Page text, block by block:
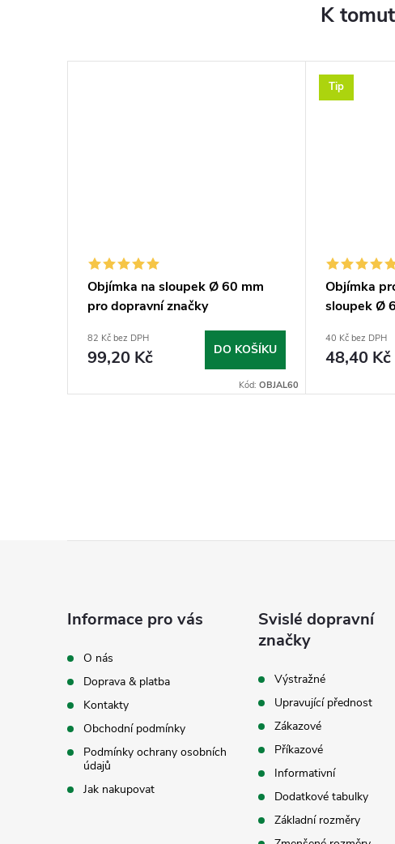
K
Objímka na sloupek Ø 60 mm
pro dopravní značky
82 Kč bez DPH
99,20 Kč DO KOŠÍKU
Kód: OBJAL60
Tip
Objímka
sloupek Ø
40 Kč bez DPH
48,40 Kč
Informace pro vás
O nás
Doprava & platba
Kontakty
Obchodní podmínky
Podmínky ochrany osobních
údajů
Jak nakupovat
Svislé dopravní
značky
Výstražné
Upravující přednost
Zákazové
Příkazové
Informativní
Dodatkové tabulky
Základní rozměry